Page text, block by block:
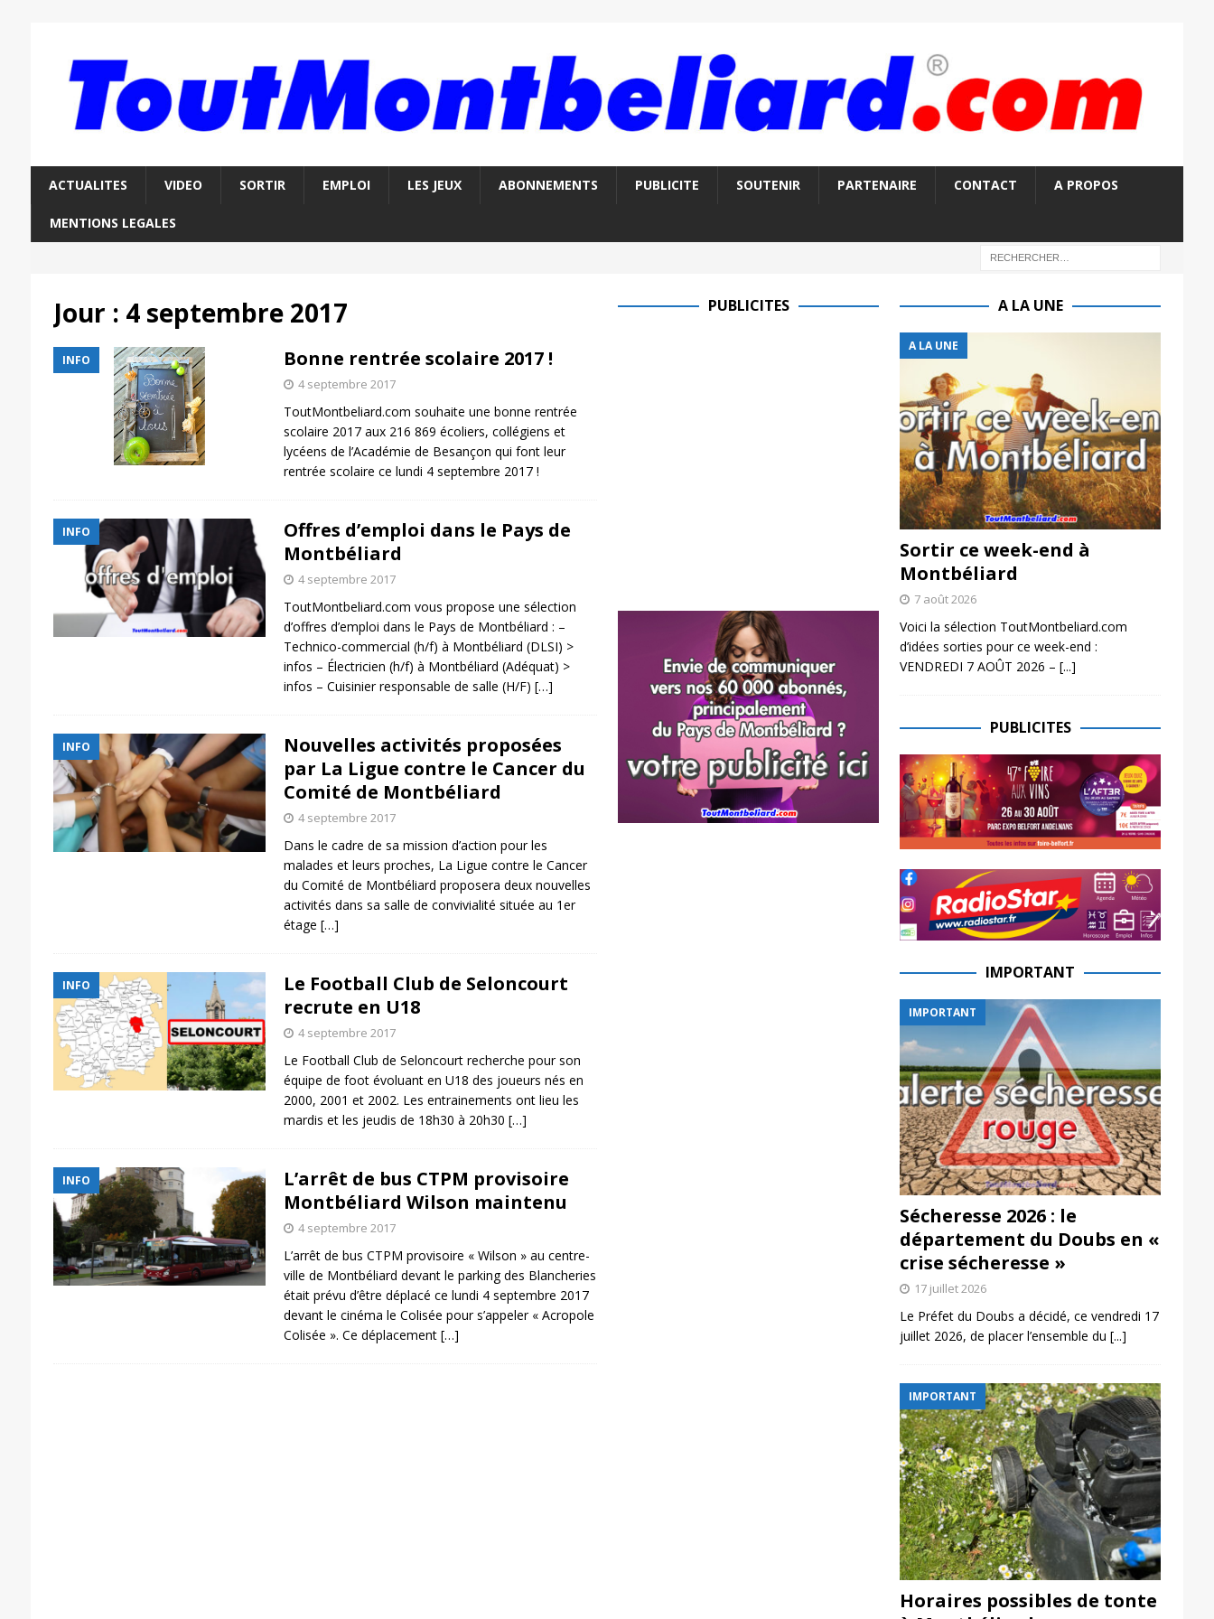
ACTUALITES VIDEO SORTIR EMPLOI LES JEUX ABONNEMENTS PUBLICITE SOUTENIR PARTENAIRE CONTACT A PROPOS
MENTIONS LEGALES
Jour : 4 septembre 2017
INFO Bonne rentrée scolaire 2017 !
4 septembre 2017
ToutMontbeliard.com souhaite une bonne rentrée
scolaire 2017 aux 216 869 écoliers, collégiens et
lycéens de l’Académie de Besançon qui font leur
rentrée scolaire ce lundi 4 septembre 2017 !
INFO
Offres d’emploi dans le Pays de
Montbéliard
4 septembre 2017
ToutMontbeliard.com vous propose une sélection
d’offres d’emploi dans le Pays de Montbéliard : –
Technico-commercial (h/f) à Montbéliard (DLSI) >
infos – Électricien (h/f) à Montbéliard (Adéquat) >
infos – Cuisinier responsable de salle (H/F) […]
INFO
Nouvelles activités proposées
par La Ligue contre le Cancer du
Comité de Montbéliard
4 septembre 2017
Dans le cadre de sa mission d’action pour les
malades et leurs proches, La Ligue contre le Cancer
du Comité de Montbéliard proposera deux nouvelles
activités dans sa salle de convivialité située au 1er
étage […]
INFO
Le Football Club de Seloncourt
recrute en U18
4 septembre 2017
Le Football Club de Seloncourt recherche pour son
équipe de foot évoluant en U18 des joueurs nés en
2000, 2001 et 2002. Les entrainements ont lieu les
mardis et les jeudis de 18h30 à 20h30 […]
INFO
L’arrêt de bus CTPM provisoire
Montbéliard Wilson maintenu
4 septembre 2017
L’arrêt de bus CTPM provisoire « Wilson » au centre-
ville de Montbéliard devant le parking des Blancheries
était prévu d’être déplacé ce lundi 4 septembre 2017
devant le cinéma le Colisée pour s’appeler « Acropole
Colisée ». Ce déplacement […]
PUBLICITES A LA UNE
A LA UNE
Sortir ce week-end à
Montbéliard
7 août 2026
Voici la sélection ToutMontbeliard.com
d’idées sorties pour ce week-end :
VENDREDI 7 AOÛT 2026 – [...]
PUBLICITES
IMPORTANT
IMPORTANT
Sécheresse 2026 : le
département du Doubs en «
crise sécheresse »
17 juillet 2026
Le Préfet du Doubs a décidé, ce vendredi 17
juillet 2026, de placer l’ensemble du [...]
IMPORTANT
Horaires possibles de tonte